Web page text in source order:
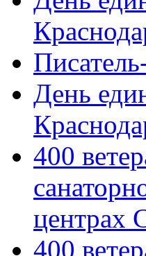
День
400
центрах
400